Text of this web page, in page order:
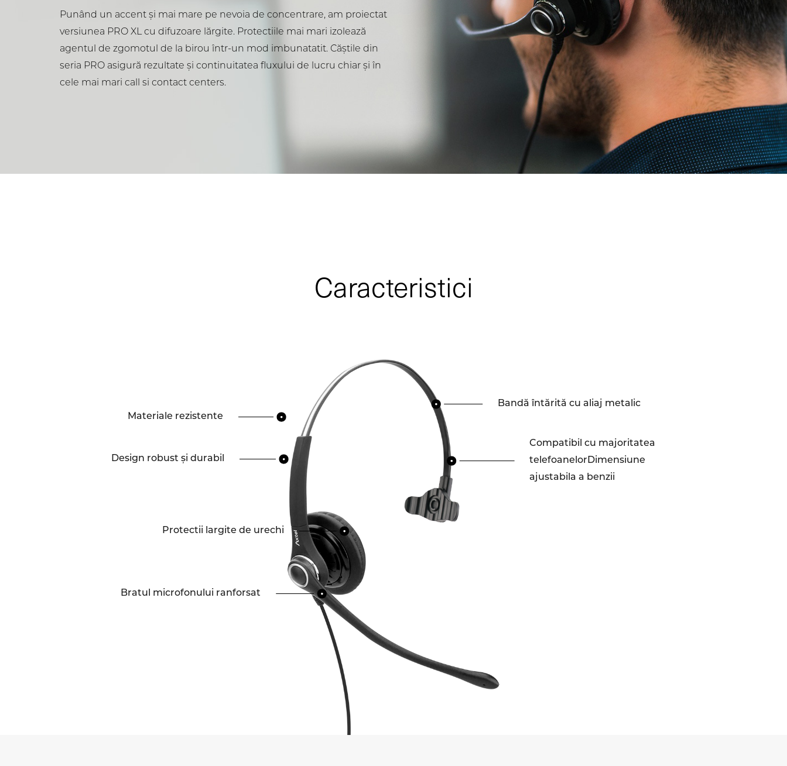
Punând un accent și mai mare pe nevoia de concentrare, am proiectat
versiunea PRO XL cu difuzoare lărgite. Protectiile mai mari izolează
agentul de zgomotul de la birou într-un mod imbunatatit. Căștile din
seria PRO asigură rezultate și continuitatea fluxului de lucru chiar și în
cele mai mari call si contact centers.
Caracteristici
Materiale rezistente
Bratul microfonului ranforsat
Design robust și durabil
Protectii largite de urechi
Compatibil cu majoritatea
telefoanelorDimensiune
ajustabila a benzii
Bandă întărită cu aliaj metalic